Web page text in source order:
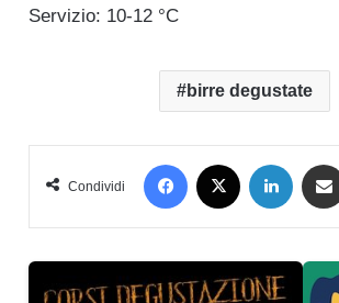
Servizio: 10-12 °C
birre degustate
Condividi
Facebook LinkedIn